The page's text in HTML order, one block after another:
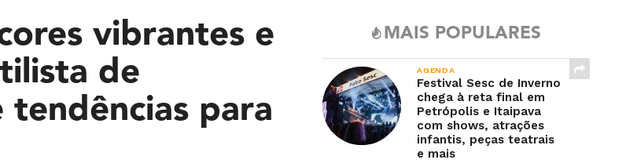
vibrantes e
de
para
MAIS POPULARES
AGENDA
Festival Sesc de Inverno
chega à reta final em
Petrópolis e Itaipava
com shows, atrações
infantis, peças teatrais
e mais